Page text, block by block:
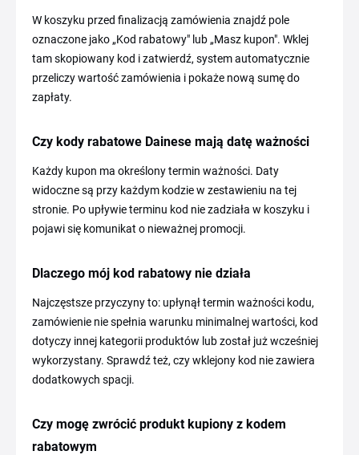
W koszyku przed finalizacją zamówienia znajdź pole
oznaczone jako „Kod rabatowy" lub „Masz kupon". Wklej
tam skopiowany kod i zatwierdź, system automatycznie
przeliczy wartość zamówienia i pokaże nową sumę do
zapłaty.
Czy kody rabatowe Dainese mają datę ważności
Każdy kupon ma określony termin ważności. Daty
widoczne są przy każdym kodzie w zestawieniu na tej
stronie. Po upływie terminu kod nie zadziała w koszyku i
pojawi się komunikat o nieważnej promocji.
Dlaczego mój kod rabatowy nie działa
Najczęstsze przyczyny to: upłynął termin ważności kodu,
zamówienie nie spełnia warunku minimalnej wartości, kod
dotyczy innej kategorii produktów lub został już wcześniej
wykorzystany. Sprawdź też, czy wklejony kod nie zawiera
dodatkowych spacji.
Czy mogę zwrócić produkt kupiony z kodem
rabatowym